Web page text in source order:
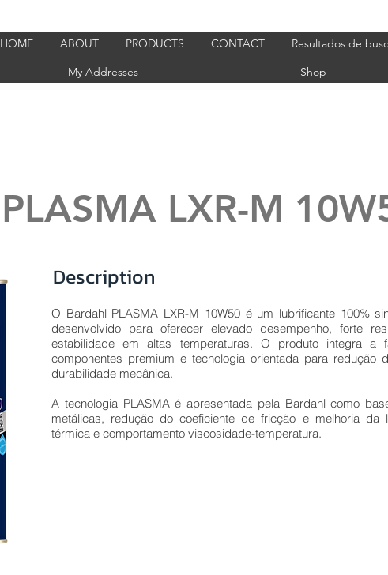
HOME ABOUT PRODUCTS CONTACT
Resultados de
My Addresses
Shop
PLASMA LXR-M
Description
O Bardahl PLASMA LXR-M 10W50 é um lubrificante 100%
desenvolvido para oferecer elevado desempenho, forte
estabilidade em altas temperaturas. O produto integra a
componentes premium e tecnologia orientada para redução
durabilidade mecânica.
A tecnologia PLASMA é apresentada pela Bardahl como
metálicas, redução do coeficiente de fricção e melhoria da
térmica e comportamento viscosidade-temperatura.